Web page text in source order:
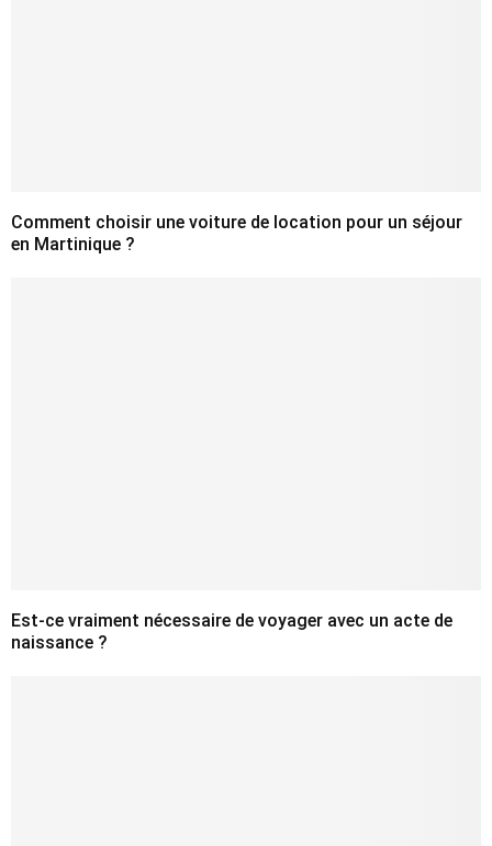
Comment choisir une voiture de location pour un séjour
en Martinique ?
Est-ce vraiment nécessaire de voyager avec un acte de
naissance ?